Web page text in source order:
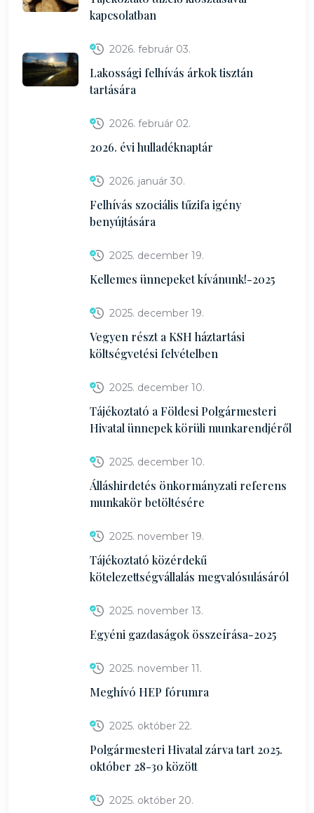
kapcsolatban
2026. február 03.
Lakossági felhívás árkok tisztán
tartására
2026. február 02.
2026. évi hulladéknaptár
2026. január 30.
Felhívás szociális tűzifa igény
benyújtására
2025. december 19.
Kellemes ünnepeket kívánunk!-2025
2025. december 19.
Vegyen részt a KSH háztartási
költségvetési felvételben
2025. december 10.
Tájékoztató a Földesi Polgármesteri
Hivatal ünnepek körüli munkarendjéről
2025. december 10.
Álláshirdetés önkormányzati referens
munkakör betöltésére
2025. november 19.
Tájékoztató közérdekű
kötelezettségvállalás megvalósulásáról
2025. november 13.
Egyéni gazdaságok összeírása-2025
2025. november 11.
Meghívó HEP fórumra
2025. október 22.
Polgármesteri Hivatal zárva tart 2025.
október 28-30 között
2025. október 20.